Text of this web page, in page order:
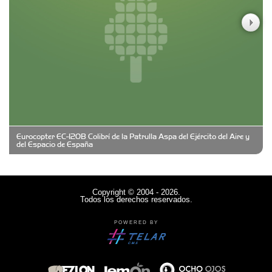
Clima Castelar
Cubanico´s - Cubanitos Rellenos!
Denisi Market
Deutsche Schule Hurlingham
Eurocopter EC-120B Colibrí de la Patrulla Aspa del Ejército del Aire y
del Espacio de España
Copyright © 2004 - 2026.
Todos los derechos reservados.
POWERED BY